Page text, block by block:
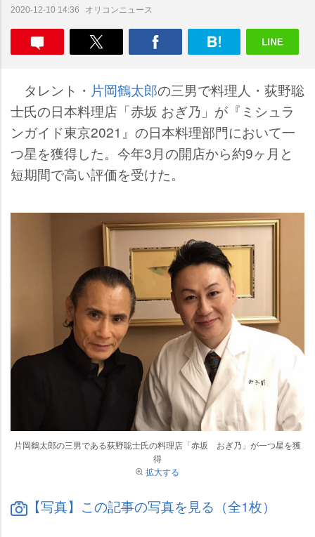
2020-12-10 14:36 オリコンニュース
タレント・ 片岡鶴太郎の三男で料理人・荻野聡
士氏の日本料理店「赤坂 おぎ乃」が『ミシュラ
ンガイド東京2021』の日本料理部門において一
つ星を獲得した。今年3月の開店から約9ヶ月と
短期間で高い評価を受けた。
片岡鶴太郎の三男である荻野聡士氏の料理店「赤坂 おぎ乃」が一つ星を獲
得
拡大する
【写真】この記事の写真を見る（全1枚）